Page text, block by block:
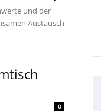
und der
Austausch
0